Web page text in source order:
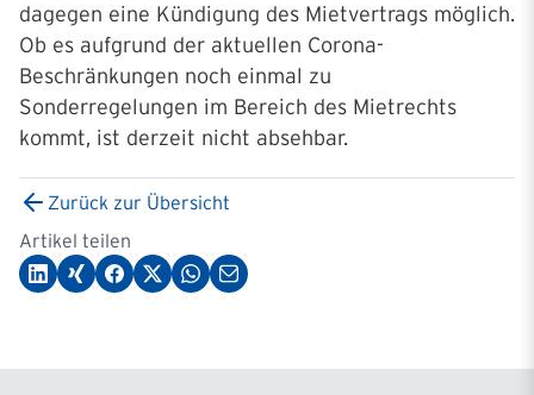
dagegen eine Kündigung des Mietvertrags möglich.
Ob es aufgrund der aktuellen Corona-
Beschränkungen noch einmal zu
Sonderregelungen im Bereich des Mietrechts
kommt, ist derzeit nicht absehbar.
Zurück zur Übersicht
Artikel teilen